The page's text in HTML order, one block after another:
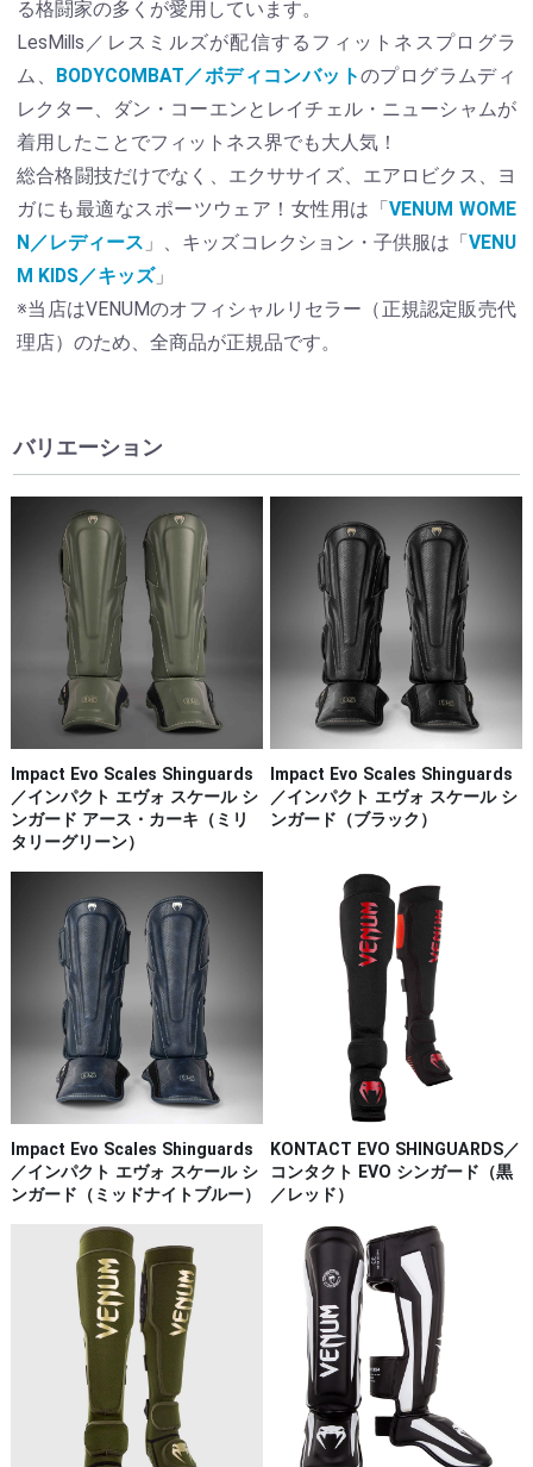
る格闘家の多くが愛用しています。
LesMills／レスミルズが配信するフィットネスプログラ
ム、 BODYCOMBAT／ボディコンバットのプログラムディ
レクター、ダン・コーエンとレイチェル・ニューシャムが
着用したことでフィットネス界でも大人気！
総合格闘技だけでなく、エクササイズ、エアロビクス、ヨ
ガにも最適なスポーツウェア！女性用は「VENUM WOME
N／レディース 」、キッズコレクション・子供服は「VENU
M KIDS／キッズ」
※当店はVENUMのオフィシャルリセラー（正規認定販売代
理店）のため、全商品が正規品です。
バリエーション
Impact Evo Scales Shinguards
／インパクト エヴォ スケール シ
ンガード アース・カーキ（ミリ
タリーグリーン）
Impact Evo Scales Shinguards
／インパクト エヴォ スケール シ
ンガード（ブラック）
Impact Evo Scales Shinguards
／インパクト エヴォ スケール シ
ンガード（ミッドナイトブルー）
KONTACT EVO SHINGUARDS／
コンタクト EVO シンガード（黒
／レッド）